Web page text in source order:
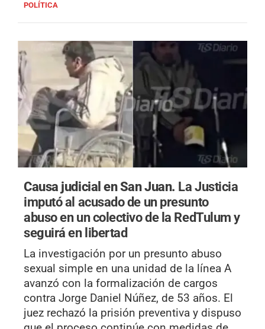
POLÍTICA
Causa judicial en San Juan. La Justicia
imputó al acusado de un presunto
abuso en un colectivo de la RedTulum y
seguirá en libertad
La investigación por un presunto abuso
sexual simple en una unidad de la línea A
avanzó con la formalización de cargos
contra Jorge Daniel Núñez, de 53 años. El
juez rechazó la prisión preventiva y dispuso